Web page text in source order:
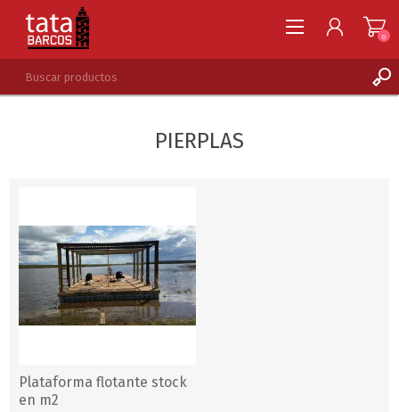
0
PIERPLAS
Plataforma flotante stock
en m2